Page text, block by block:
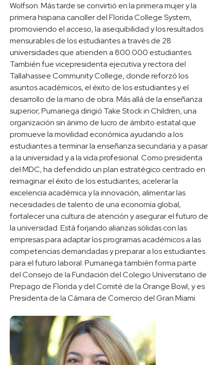
Wolfson. Más tarde se convirtió en la primera mujer y la
primera hispana canciller del Florida College System,
promoviendo el acceso, la asequibilidad y los resultados
mensurables de los estudiantes a través de 28
universidades que atienden a 800.000 estudiantes.
También fue vicepresidenta ejecutiva y rectora del
Tallahassee Community College, donde reforzó los
asuntos académicos, el éxito de los estudiantes y el
desarrollo de la mano de obra. Más allá de la enseñanza
superior, Pumariega dirigió Take Stock in Children, una
organización sin ánimo de lucro de ámbito estatal que
promueve la movilidad económica ayudando a los
estudiantes a terminar la enseñanza secundaria y a pasar
a la universidad y a la vida profesional. Como presidenta
del MDC, ha defendido un plan estratégico centrado en
reimaginar el éxito de los estudiantes, acelerar la
excelencia académica y la innovación, alimentar las
necesidades de talento de una economía global,
fortalecer una cultura de atención y asegurar el futuro de
la universidad. Está forjando alianzas sólidas con las
empresas para adaptar los programas académicos a las
competencias demandadas y preparar a los estudiantes
para el futuro laboral. Pumariega también forma parte
del Consejo de la Fundación del Colegio Universitario de
Prepago de Florida y del Comité de la Orange Bowl, y es
Presidenta de la Cámara de Comercio del Gran Miami.